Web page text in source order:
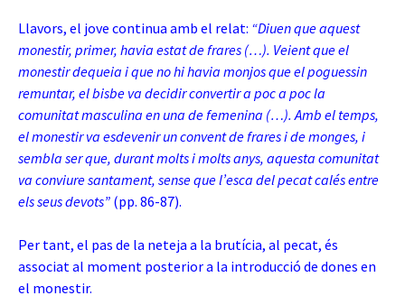
Llavors, el jove continua amb el relat: “Diuen que aquest
monestir, primer, havia estat de frares (…). Veient que el
monestir dequeia i que no hi havia monjos que el poguessin
remuntar, el bisbe va decidir convertir a poc a poc la
comunitat masculina en una de femenina (…). Amb el temps,
el monestir va esdevenir un convent de frares i de monges, i
sembla ser que, durant molts i molts anys, aquesta comunitat
va conviure santament, sense que l’esca del pecat calés entre
els seus devots” (pp. 86-87).
Per tant, el pas de la neteja a la brutícia, al pecat, és
associat al moment posterior a la introducció de dones en
el monestir.